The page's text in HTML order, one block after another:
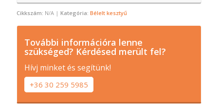
Cikkszám: N/A Kategória: Bélelt kesztyű
További információra lenne
szükséged? Kérdésed merült fel?
Hívj minket és segítünk!
+36 30 259 5985